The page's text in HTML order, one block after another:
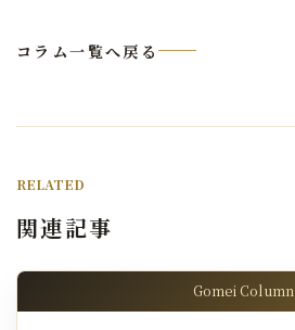
コラム一覧へ戻る
RELATED
関連記事
Gomei Column